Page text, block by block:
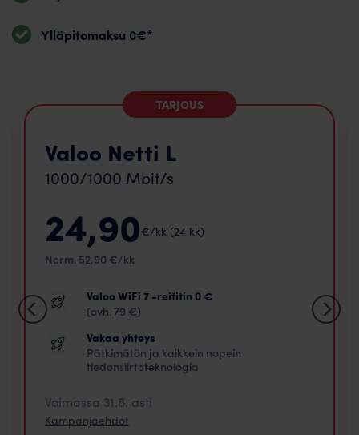
Ylläpitomaksu 0€*
TARJOUS
Valoo Netti L
1000/1000 Mbit/s
24,90€/kk (24 kk)
Norm. 52,90 €/kk
Valoo WiFi 7 -reititin 0 €
(ovh. 79 €)
Vakaa yhteys
Pätkimätön ja kaikkein nopein
tiedonsiirtoteknologia
Voimassa 31.8. asti
Kampanjaehdot